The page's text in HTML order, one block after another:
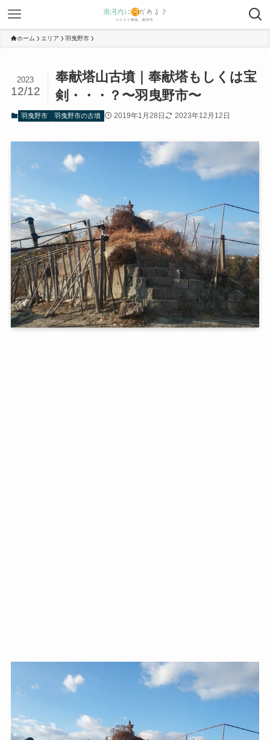
ホーム エリア 羽曳野市
奉献塔山古墳｜奉献塔もしくは宝
剣・・・？〜羽曳野市〜
2023
12/12
羽曳野市 羽曳野市の古墳 2019年1月28日 2023年12月12日